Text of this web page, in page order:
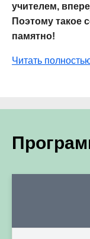
учителем,
Поэтому такое
памятно!
Читать